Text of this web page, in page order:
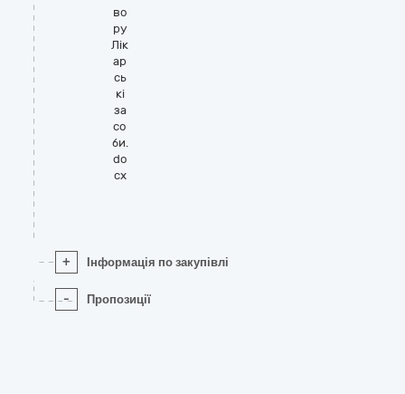
во
ру
Лік
ар
сь
кі
за
со
би.
do
cx
+ Інформація по закупівлі
- Пропозиції